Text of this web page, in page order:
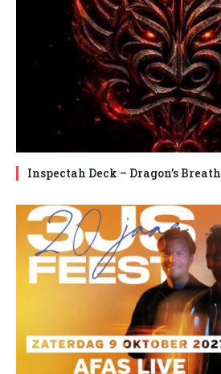
Inspectah Deck – Dragon’s Breath